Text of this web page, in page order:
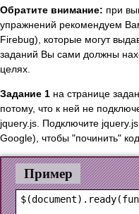
Обратите внимание: при
упражнений рекомендуем
Firebug), которые могут
заданий Вы сами должны
целях.
Задание 1 на странице
потому, что к ней не
jquery.js. Подключите
Google), чтобы "починить"
Пример